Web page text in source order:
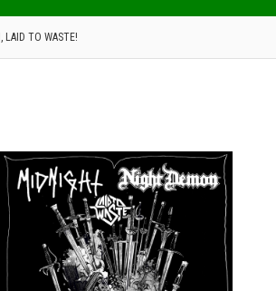
TO WASTE!